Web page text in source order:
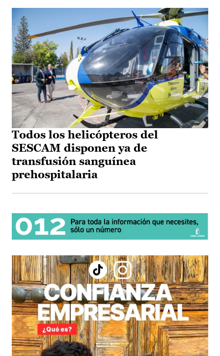
Todos los helicópteros del
SESCAM disponen ya de
transfusión sanguínea
prehospitalaria